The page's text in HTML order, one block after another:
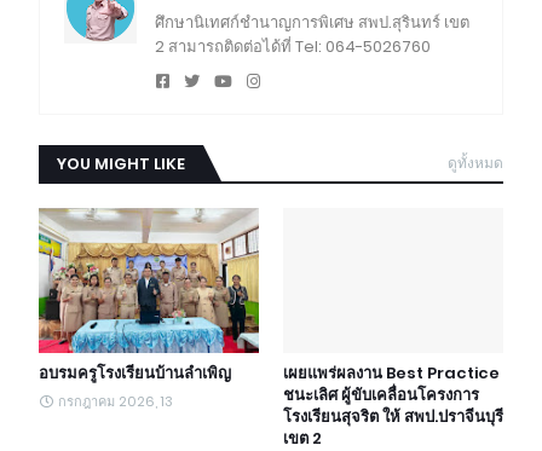
ศึกษานิเทศก์ชำนาญการพิเศษ สพป.สุรินทร์ เขต
2 สามารถติดต่อได้ที่ Tel: 064-5026760
YOU MIGHT LIKE ดูทั้งหมด
อบรมครูโรงเรียนบ้านลำเพิญ
กรกฎาคม 2026, 13
เผยแพร่ผลงาน Best Practice
ชนะเลิศ ผู้ขับเคลื่อนโครงการ
โรงเรียนสุจริต ให้ สพป.ปราจีนบุรี
เขต 2